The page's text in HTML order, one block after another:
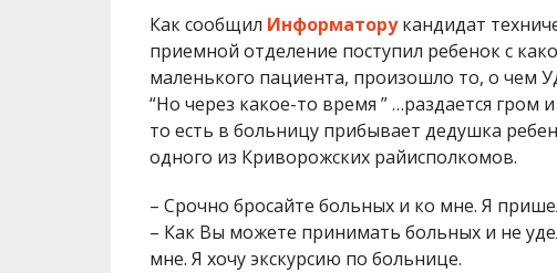
Как сообщил Информаторукандидат
приемной отделение поступил ребенок с
маленького пациента, произошло то, о
“Но через какое-то время ” …раздается гром
то есть в больницу прибывает дедушка
одного из Криворожских райисполкомов.
– Срочно бросайте больных и ко мне. Я
– Как Вы можете принимать больных и не
мне. Я хочу экскурсию по больнице.